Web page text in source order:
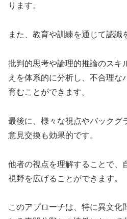
ります。
また、教育や訓練を通じて認識
批判的思考や論理的推論のスキ
えを体系的に分析し、不合理な
育むことができます。
最後に、様々な視点やバックグ
意見交換も効果的です。
他者の視点を理解することで、
視野を広げることができます。
このアプローチは、特に異文化